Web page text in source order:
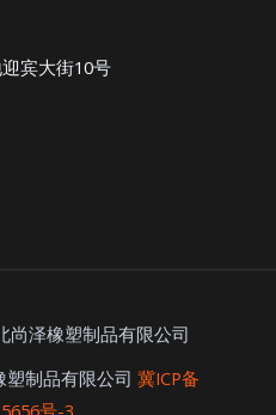
宾大街10号
泽橡塑制品有限公司
制品有限公司 冀ICP备
号-3